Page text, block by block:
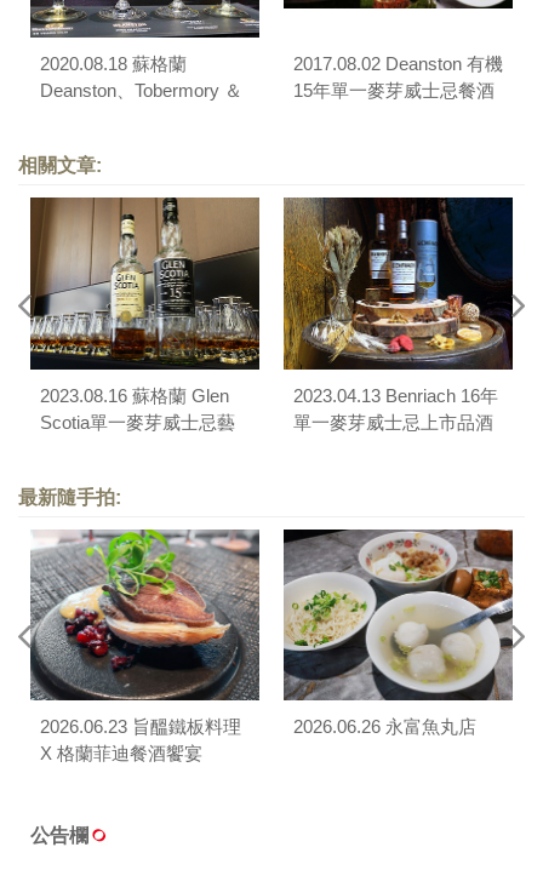
2020.08.18 蘇格蘭
Deanston、Tobermory ＆
宴
2017.08.02 Deanston 有機
15年單一麥芽威士忌餐酒
相關文章:
2023.08.16 蘇格蘭 Glen
Scotia單一麥芽威士忌藝
2023.04.13 Benriach 16年
單一麥芽威士忌上市品酒
最新隨手拍:
2026.06.23 旨醞鐵板料理
X 格蘭菲迪餐酒饗宴
2026.06.26 永富魚丸店
公告欄